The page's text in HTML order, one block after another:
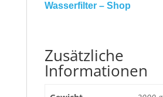
Wasserfilter – Shop
Zusätzliche
Informationen